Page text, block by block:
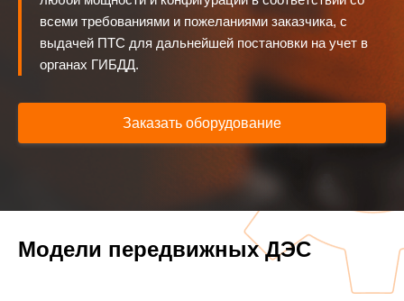
всеми требованиями и пожеланиями заказчика, с
выдачей ПТС для дальнейшей постановки на учет в
органах ГИБДД.
Заказать оборудование
Модели передвижных ДЭС